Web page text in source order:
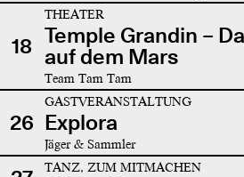
18
THEATER
Temple Grandin –
auf dem Mars
Team Tam Tam
26
GASTVERANSTALTUNG
Explora
Jäger & Sammler
TANZ, ZUM MITMACHEN